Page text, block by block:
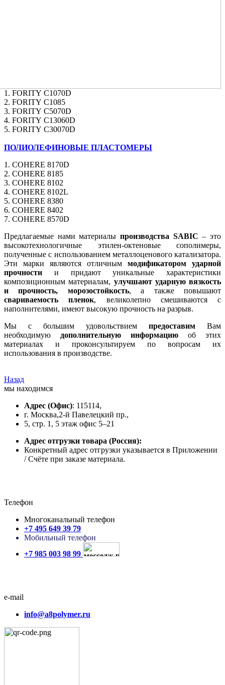
1. FORITY C1070D
2. FORITY C1085
3. FORITY C5070D
4. FORITY C13060D
5. FORITY C30070D
ПОЛИОЛЕФИНОВЫЕ ПЛАСТОМЕРЫ
1. COHERE 8170D
2. COHERE 8185
3. COHERE 8102
4. COHERE 8102L
5. COHERE 8380
6. COHERE 8402
7. COHERE 8570D
Предлагаемые нами материалы производства SABIC – это
высокотехнологичные этилен-октеновые сополимеры,
полученные с использованием металлоценового катализатора.
Эти марки являются отличным модификатором ударной
прочности и придают уникальные характеристики
композиционным материалам, улучшают ударную вязкость
и прочность, морозостойкость, а также повышают
свариваемость пленок, великолепно смешиваются с
наполнителями, имеют высокую прочность на разрыв.
Мы с большим удовольствием предоставим Вам
необходимую дополнительную информацию об этих
материалах и проконсультируем по вопросам их
использования в производстве.
Назад
мы находимся
Адрес (Офис): 115114,
г. Москва,2-й Павелецкий пр.,
5, стр. 1, 5 этаж офис 5–21
Адрес отгрузки товара (Россия):
Конкретный адрес отгрузки указывается в Приложении
/ Счёте при заказе материала.
Телефон
Многоканальный телефон
+7 495 649 39 79
Мобильный телефон
+7 985 003 98 99
e-mail
info@a8polymer.ru